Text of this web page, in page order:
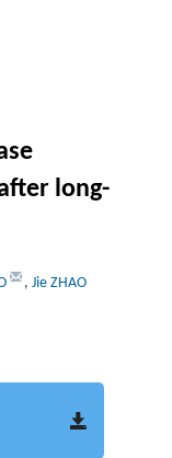
long-
, Jie ZHAO